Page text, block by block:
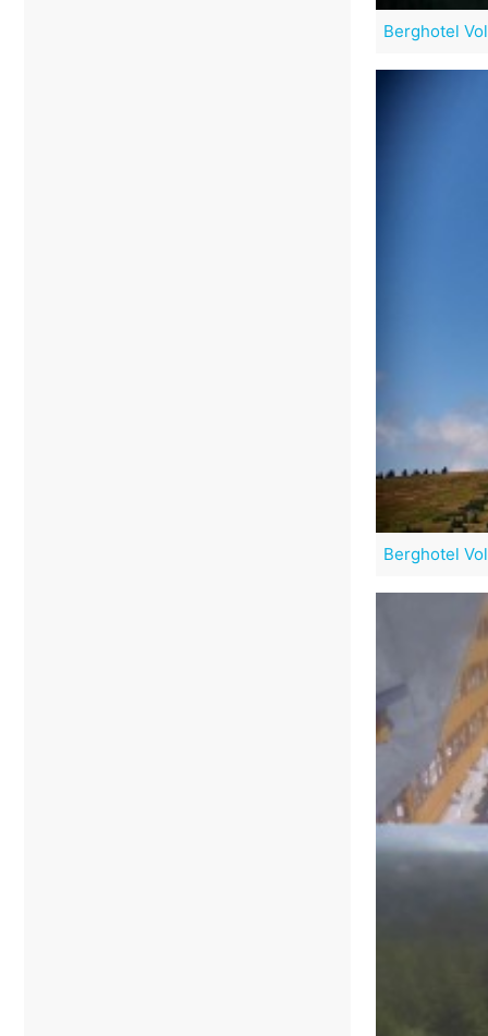
Berghotel
Berghotel